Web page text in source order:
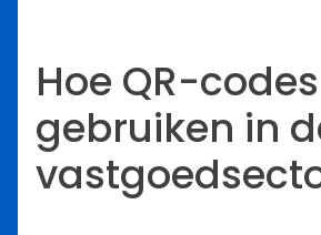
Hoe QR-
gebruiken in